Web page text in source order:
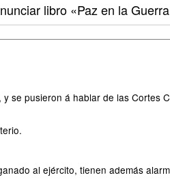
libro «Paz en la
se pusieron á hablar de las Cortes
al ejército, tienen además